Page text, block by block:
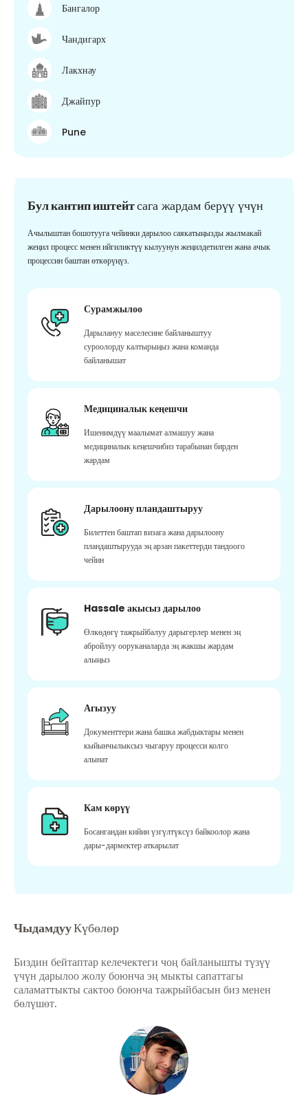
Бангалор
Чандигарх
Лакхнау
Джайпур
Pune
Бул кантип иштейтсага жардам берүү үчүн
Ачылыштан бошотууга чейинки дарылоо саякатыңызды жылмакай
жеңил процесс менен ийгиликтүү кылуунун жеңилдетилген жана ачык
процессин баштан өткөрүңүз.
Сурамжылоо
Дарылануу маселесине байланыштуу
суроолорду калтырыңыз жана команда
байланышат
Медициналык кеңешчи
Ишенимдүү маалымат алмашуу жана
медициналык кеңешчибиз тарабынан бирден
жардам
Дарылоону пландаштыруу
Билеттен баштап визага жана дарылоону
пландаштырууда эң арзан пакеттерди тандоого
чейин
Hassale акысыз дарылоо
Өлкөдөгү тажрыйбалуу дарыгерлер менен эң
абройлуу ооруканаларда эң жакшы жардам
алыңыз
Агызуу
Документтери жана башка жабдыктары менен
кыйынчылыксыз чыгаруу процесси колго
алынат
Кам көрүү
Босангандан кийин үзгүлтүксүз байкоолор жана
дары-дармектер аткарылат
ЧыдамдууКүбөлөр
Биздин бейтаптар келечектеги чоң байланышты түзүү
үчүн дарылоо жолу боюнча эң мыкты сапаттагы
саламаттыкты сактоо боюнча тажрыйбасын биз менен
бөлүшөт.